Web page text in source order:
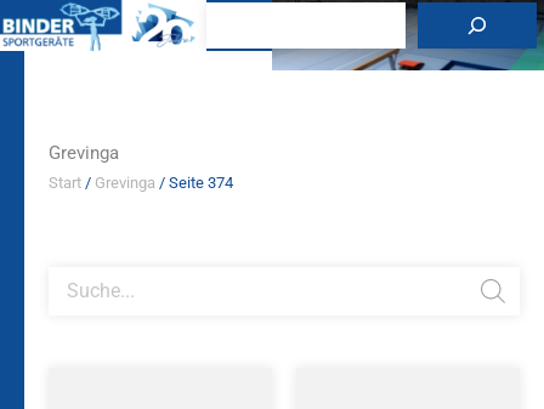
Inhalt
Grevinga
search
Start / Grevinga / Seite 374